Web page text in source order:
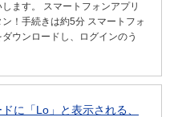
ます。 スマートフォンアプリ
！手続きは約5分 スマートフォ
ウンロードし、ログインのう
に「Lo」と表示される、